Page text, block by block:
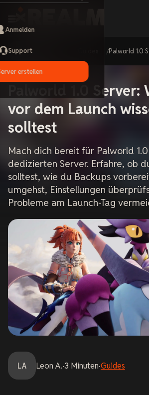
Anmelden
Support
erstellen
Palworld 1.0
Palworld 1.0 Server:
vor dem Launch
solltest
Mach dich bereit für Palworld
dedizierten Server. Erfahre, ob
solltest, wie du Backups
umgehst, Einstellungen
Probleme am Launch-Tag
LA Leon A.·3 Minuten·Guides